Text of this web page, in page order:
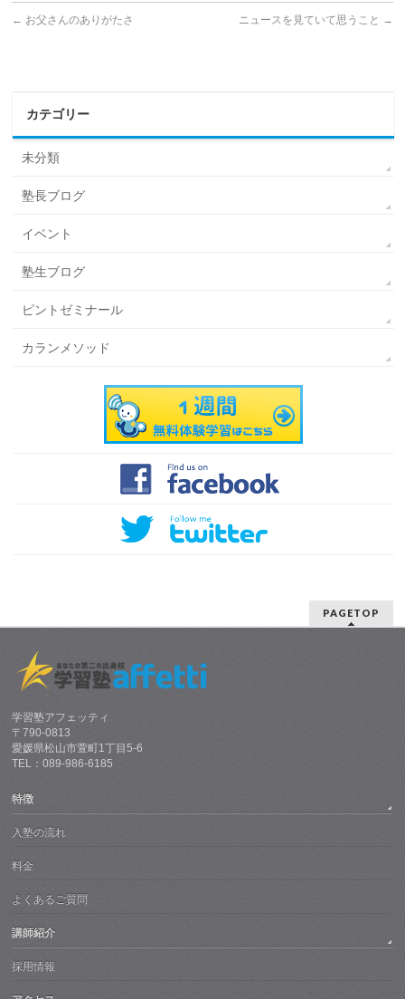
← お父さんのありがたさ ニュースを見ていて思うこと →
カテゴリー
未分類
塾長ブログ
イベント
塾生ブログ
ピントゼミナール
カランメソッド
PAGETOP
学習塾アフェッティ
〒790-0813
愛媛県松山市萱町1丁目5-6
TEL：089-986-6185
特徴
入塾の流れ
料金
よくあるご質問
講師紹介
採用情報